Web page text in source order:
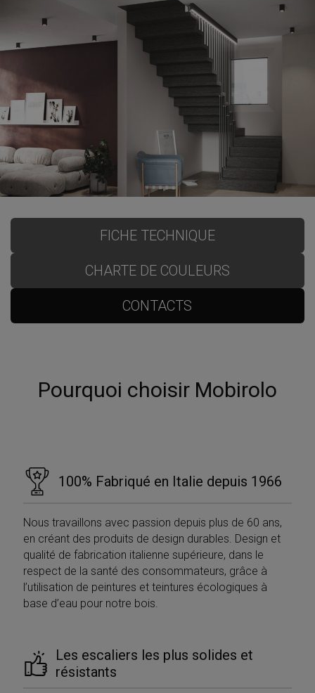
FICHE TECHNIQUE
CHARTE DE COULEURS
CONTACTS
Pourquoi choisir Mobirolo
100% Fabriqué en Italie depuis 1966
Nous travaillons avec passion depuis plus de 60 ans,
en créant des produits de design durables. Design et
qualité de fabrication italienne supérieure, dans le
respect de la santé des consommateurs, grâce à
l’utilisation de peintures et teintures écologiques à
base d’eau pour notre bois.
Les escaliers les plus solides et
résistants